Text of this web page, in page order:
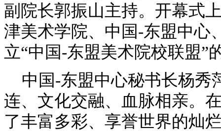
副院长郭振山主持。开幕式
津美术学院、中国-东盟中心
立“中国-东盟美术院校联盟”
中国-东盟中心秘书长杨秀
连、文化交融、血脉相亲。
了丰富多彩、享誉世界的灿